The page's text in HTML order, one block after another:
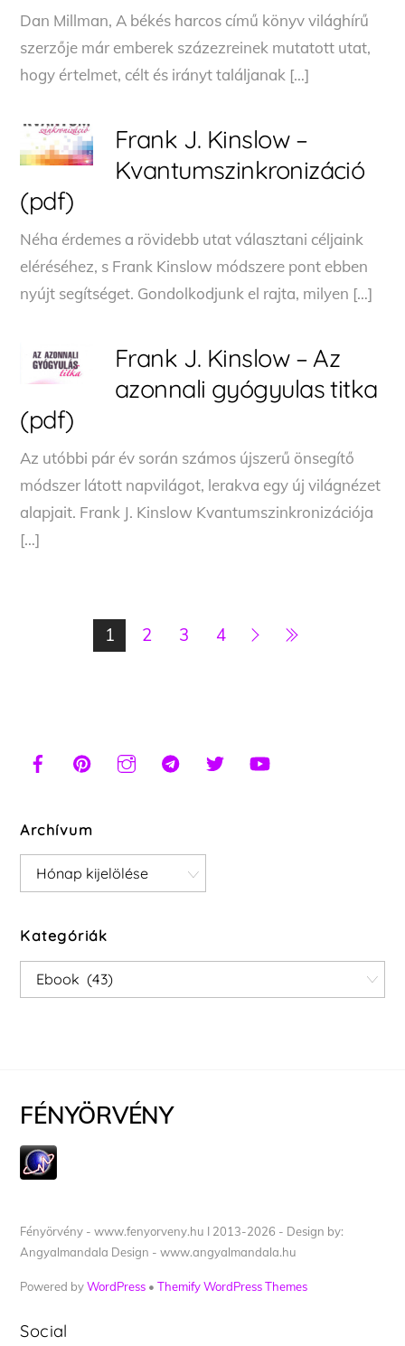
Dan Millman, A békés harcos című könyv világhírű
szerzője már emberek százezreinek mutatott utat,
hogy értelmet, célt és irányt találjanak […]
Frank J. Kinslow –
Kvantumszinkronizáció
(pdf)
Néha érdemes a rövidebb utat választani céljaink
eléréséhez, s Frank Kinslow módszere pont ebben
nyújt segítséget. Gondolkodjunk el rajta, milyen […]
Frank J. Kinslow – Az
azonnali gyógyulas titka
(pdf)
Az utóbbi pár év során számos újszerű önsegítő
módszer látott napvilágot, lerakva egy új világnézet
alapjait. Frank J. Kinslow Kvantumszinkronizációja
[…]
1 2 3 4
Archívum
Archívum
Kategóriák
Kategóriák
FÉNYÖRVÉNY
Fényörvény - www.fenyorveny.hu I 2013-2026 - Design by:
Angyalmandala Design - www.angyalmandala.hu
Powered byWordPress •Themify WordPress Themes
Social